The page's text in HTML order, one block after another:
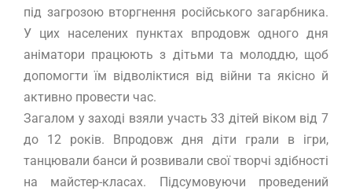
під загрозою вторгнення російського загарбника.
У цих населених пунктах впродовж одного дня
аніматори працюють з дітьми та молоддю, щоб
допомогти їм відволіктися від війни та якісно й
активно провести час.
Загалом у заході взяли участь 33 дітей віком від 7
до 12 років. Впродовж дня діти грали в ігри,
танцювали банси й розвивали свої творчі здібності
на майстер-класах. Підсумовуючи проведений